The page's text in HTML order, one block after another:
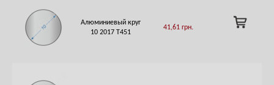
Алюминиевый круг
10 2017 T451
41,61 грн.
ADD
TO